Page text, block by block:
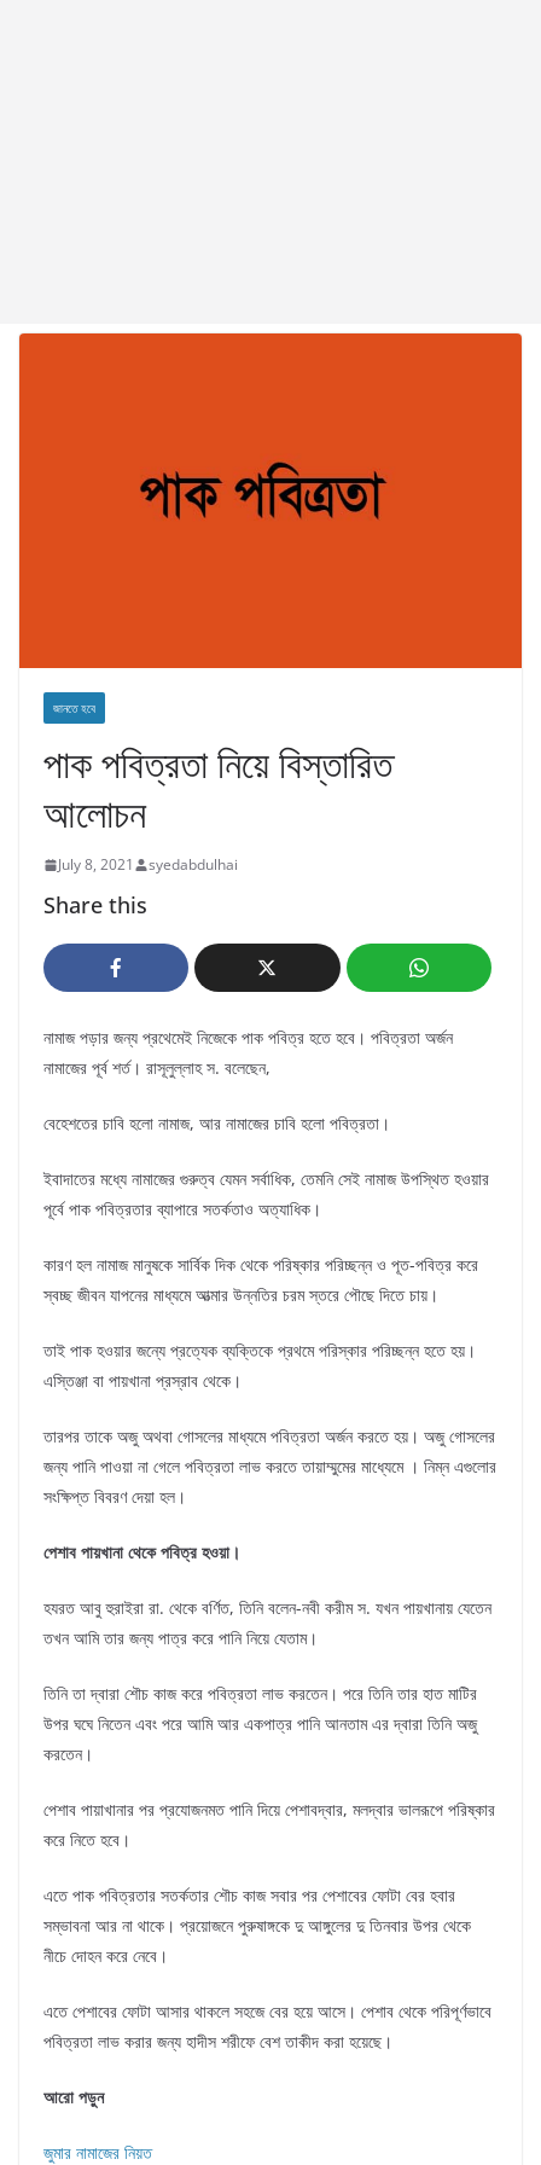
জানতে হবে
পাক পবিত্রতা নিয়ে বিস্তারিত
আলোচন
July 8, 2021 syedabdulhai
Share this
নামাজ পড়ার জন্য প্রথেমেই নিজেকে পাক পবিত্র হতে হবে। পবিত্রতা অর্জন
নামাজের পূর্ব শর্ত। রাসূলুল্লাহ স. বলেছেন,
বেহেশতের চাবি হলো নামাজ, আর নামাজের চাবি হলো পবিত্রতা।
ইবাদাতের মধ্যে নামাজের গুরুত্ব যেমন সর্বাধিক, তেমনি সেই নামাজ উপস্থিত হওয়ার
পূর্বে পাক পবিত্রতার ব্যাপারে সতর্কতাও অত্যাধিক।
কারণ হল নামাজ মানুষকে সার্বিক দিক থেকে পরিষ্কার পরিচ্ছন্ন ও পূত-পবিত্র করে
স্বচ্ছ জীবন যাপনের মাধ্যমে আত্মার উন্নতির চরম স্তরে পৌছে দিতে চায়।
তাই পাক হওয়ার জন্যে প্রত্যেক ব্যক্তিকে প্রথমে পরিস্কার পরিচ্ছন্ন হতে হয়।
এস্তিঞ্জা বা পায়খানা প্রস্রাব থেকে।
তারপর তাকে অজু অথবা গোসলের মাধ্যমে পবিত্রতা অর্জন করতে হয়। অজু গোসলের
জন্য পানি পাওয়া না গেলে পবিত্রতা লাভ করতে তায়াম্মুমের মাধ্যেমে । নিম্ন এগুলোর
সংক্ষিপ্ত বিবরণ দেয়া হল।
পেশাব পায়খানা থেকে পবিত্র হওয়া।
হযরত আবু হুরাইরা রা. থেকে বর্ণিত, তিনি বলেন-নবী করীম স. যখন পায়খানায় যেতেন
তখন আমি তার জন্য পাত্র করে পানি নিয়ে যেতাম।
তিনি তা দ্বারা শৌচ কাজ করে পবিত্রতা লাভ করতেন। পরে তিনি তার হাত মাটির
উপর ঘঘে নিতেন এবং পরে আমি আর একপাত্র পানি আনতাম এর দ্বারা তিনি অজু
করতেন।
পেশাব পায়াখানার পর প্রযোজনমত পানি দিয়ে পেশাবদ্বার, মলদ্বার ভালরূপে পরিষ্কার
করে নিতে হবে।
এতে পাক পবিত্রতার সতর্কতার শৌচ কাজ সবার পর পেশাবের ফোটা বের হবার
সম্ভাবনা আর না থাকে। প্রয়োজনে পুরুষাঙ্গকে দু আঙ্গুলের দু তিনবার উপর থেকে
নীচে দোহন করে নেবে।
এতে পেশাবের ফোটা আসার থাকলে সহজে বের হয়ে আসে। পেশাব থেকে পরিপূর্ণভাবে
পবিত্রতা লাভ করার জন্য হাদীস শরীফে বেশ তাকীদ করা হয়েছে।
আরো পড়ুন
জুমার নামাজের নিয়ত